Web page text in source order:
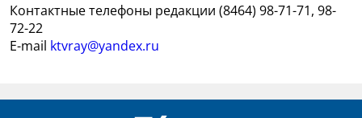
Контактные телефоны редакции (8464) 98-71-71, 98-
72-22
E-mail ktvray@yandex.ru